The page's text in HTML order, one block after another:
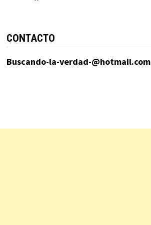
CONTACTO
Buscando-la-verdad-@hotmail.com